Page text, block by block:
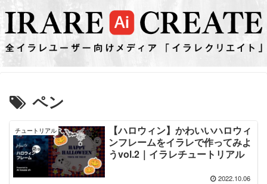
ペン
チュートリアル
【ハロウィン】かわいいハロウィ
ンフレームをイラレで作ってみよ
うvol.2｜イラレチュートリアル
2022.10.06